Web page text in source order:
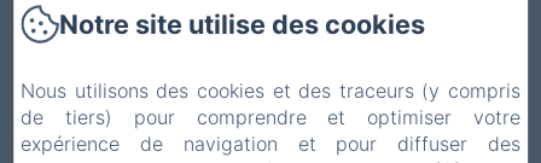
0558731220
Accueil
Votre Séjour
Notre site utilise des cookies
Nous utilisons des cookies et des traceurs (y compris
de tiers) pour comprendre et optimiser votre
expérience de navigation et pour diffuser des